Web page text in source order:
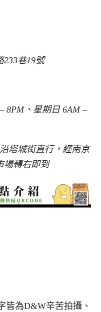
巷19號
8PM、星期日 6AM –
塔城街直行，經南京
場轉右即到
皆為D&W辛苦拍攝、